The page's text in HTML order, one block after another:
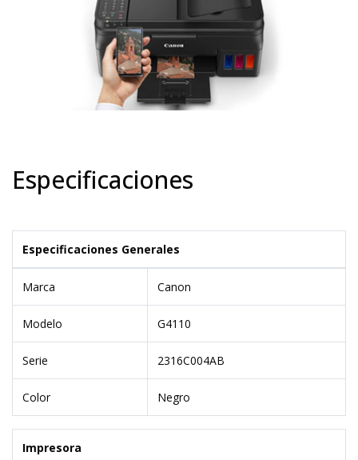
Especificaciones
Especificaciones Generales
Marca Canon
Modelo G4110
Serie 2316C004AB
Color Negro
Impresora